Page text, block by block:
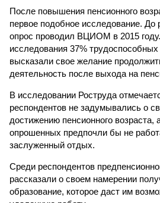
После повышения пенсионного
первое подобное исследование.
опрос проводил ВЦИОМ в 2015
исследования 37%
высказали свое желание
деятельность после выхода на
В исследовании Роструда
респондентов не задумывались о
достижению пенсионного возраста,
опрошенных предпочли бы не
заслуженный отдых.
Среди респондентов
рассказали о своем намерении
образование, которое даст им